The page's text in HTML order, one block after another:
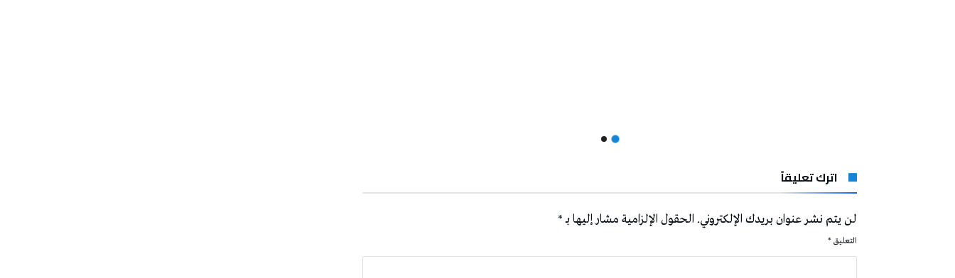
اترك تعليقاً
لن يتم نشر عنوان بريدك الإلكتروني. الحقول الإلزامية مشار إليها بـ*
التعليق *